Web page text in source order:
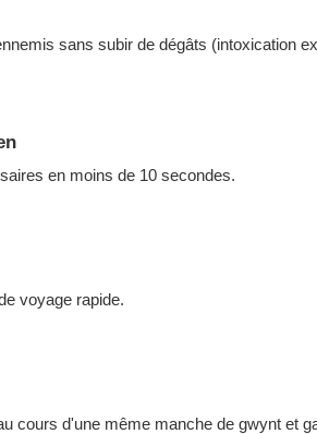
sans subir de dégâts (intoxication
en moins de 10 secondes.
voyage rapide.
cours d'une même manche de gwynt et